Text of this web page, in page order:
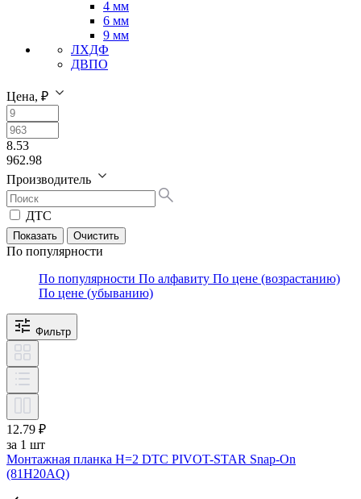
4 мм
6 мм
9 мм
ЛХДФ
ДВПО
Цена, ₽
8.53
962.98
Производитель
ДТС
По популярности
По популярности По алфавиту По цене (возрастанию)
По цене (убыванию)
Фильтр
12.79 ₽
за 1 шт
Монтажная планка H=2 DTC PIVOT-STAR Snap-On
(81H20AQ)